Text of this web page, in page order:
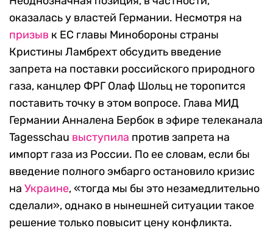
оказалась у властей Германии. Несмотря на
призыв к ЕС главы Минобороны страны
Кристины Ламбрехт обсудить введение
запрета на поставки российского природного
газа, канцлер ФРГ Олаф Шольц не торопится
поставить точку в этом вопросе. Глава МИД
Германии Анналена Бербок в эфире телеканала
Tagesschau выступила против запрета на
импорт газа из России. По ее словам, если бы
введение полного эмбарго остановило кризис
на Украине, «тогда мы бы это незамедлительно
сделали», однако в нынешней ситуации такое
решение только повысит цену конфликта.